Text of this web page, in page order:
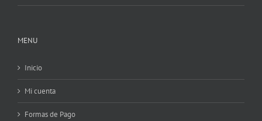
MENU
Inicio
Mi cuenta
Formas de Pago